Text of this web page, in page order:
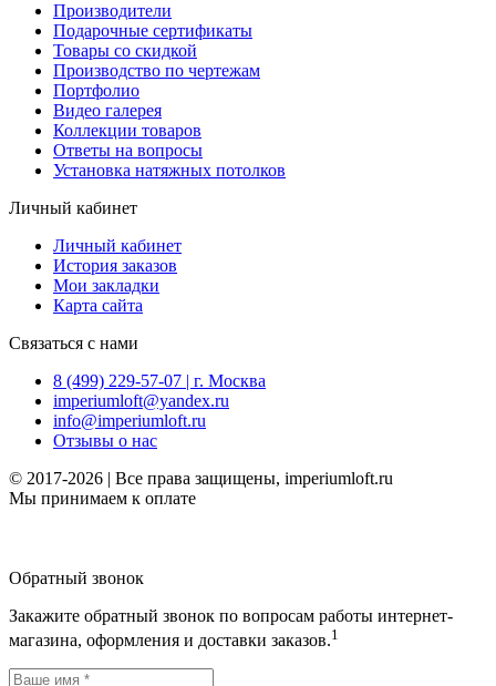
Производители
Подарочные сертификаты
Товары со скидкой
Производство по чертежам
Портфолио
Видео галерея
Коллекции товаров
Ответы на вопросы
Установка натяжных потолков
Личный кабинет
Личный кабинет
История заказов
Мои закладки
Карта сайта
Связаться с нами
8 (499) 229-57-07 | г. Москва
imperiumloft@yandex.ru
info@imperiumloft.ru
Отзывы о нас
© 2017-2026 | Все права защищены, imperiumloft.ru
Мы принимаем к оплате
Обратный звонок
Закажите обратный звонок по вопросам работы интернет-
магазина, оформления и доставки заказов.1